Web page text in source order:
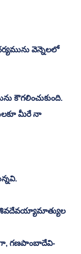
వెన్నెలలో
కౌగలించుకుంది.
మీరే నా
శివదేవయ్యామాత్యుల
గణపాంబాదేవి-